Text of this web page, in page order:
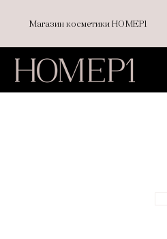
Магазин косметики НОМЕР1